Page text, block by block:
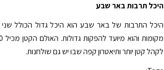
היכל תרבות באר שבע
לקהל קטן יותר ותיאטרון קפה שבו יש גם שולחנות.